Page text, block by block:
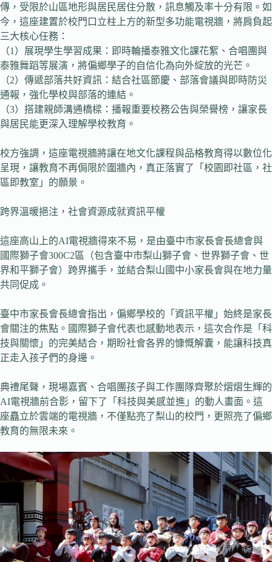
傳，受限於山區地形與居民居住分散，訊息觸及率十分有限。如
今，這座建置於校門口立柱上方的新型多功能電視牆，將肩負起
三大核心任務：
（1）展現學生學習成果：即時輪播泰雅文化課花絮、合唱團與
泰雅舞蹈等展演，將偏鄉學子的自信化為向外綻放的光芒。
（2）傳遞部落共好資訊：結合社區節慶、部落會議與即時防災
通報，強化學校與部落的連結。
（3）搭建親師溝通橋樑：播報重要校務公告與榮譽榜，讓家長
與居民能更深入理解學校教育。
校方強調，這座電視牆將讓在地文化課程與品格教育得以數位化
呈現，讓教育不再侷限於圍牆內，真正落實了「校園即社區，社
區即教室」的願景。
跨界溫暖挹注，社會資源成就資訊平權
這座高山上的AI電視牆得來不易，是由臺中市家長會長總會與
國際獅子會300C2區（包含臺中市梨山獅子會、世界獅子會、世
界和平獅子會）跨界攜手，並結合梨山國中小家長會與在地力量
共同促成。
臺中市家長會長總會指出，偏鄉學校的「資訊平權」始終是家長
會關注的焦點。國際獅子會代表也感動地表示，這次合作是「科
技與關懷」的完美結合，期盼社會各界的慷慨解囊，能讓科技真
正走入孩子們的身邊。
典禮尾聲，現場嘉賓、合唱團孩子與工作團隊齊聚於熠熠生輝的
AI電視牆前合影，留下了「科技與美感並進」的動人畫面。這
座矗立於雲端的電視牆，不僅點亮了梨山的校門，更照亮了偏鄉
教育的無限未來。